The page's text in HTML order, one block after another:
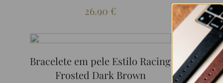
26.90 €
Bracelete em pele Estilo Racing
Frosted Dark Brown